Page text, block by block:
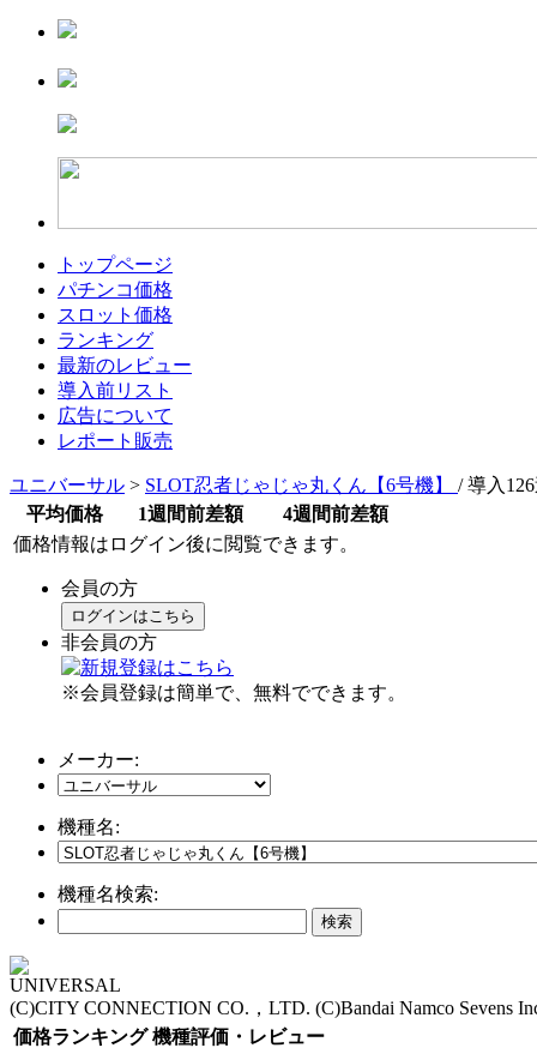
トップページ
パチンコ価格
スロット価格
ランキング
最新のレビュー
導入前リスト
広告について
レポート販売
ユニバーサル > SLOT忍者じゃじゃ丸くん【6号機】 / 導入
平均価格
1週間前差額
4週間前差額
価格情報はログイン後に閲覧できます。
会員の方
ログインはこちら
非会員の方
※会員登録は簡単で、無料でできます。
メーカー:
機種名:
機種名検索:
UNIVERSAL
(C)CITY CONNECTION CO.，LTD. (C)Bandai Namco Sevens
価格ランキング 機種評価・レビュー